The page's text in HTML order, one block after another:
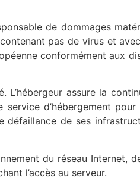
de dommages
pas de virus et
conformément aux
L’hébergeur assure la
d’hébergement
défaillance de ses
du réseau Internet,
l’accès au serveur.